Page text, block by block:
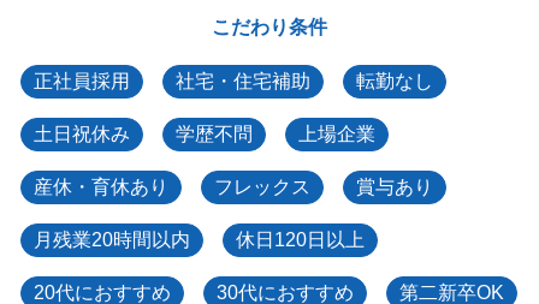
こだわり条件
正社員採用 社宅・住宅補助 転勤なし
土日祝休み 学歴不問 上場企業
産休・育休あり フレックス 賞与あり
月残業20時間以内 休日120日以上
20代におすすめ 30代におすすめ 第二新卒OK